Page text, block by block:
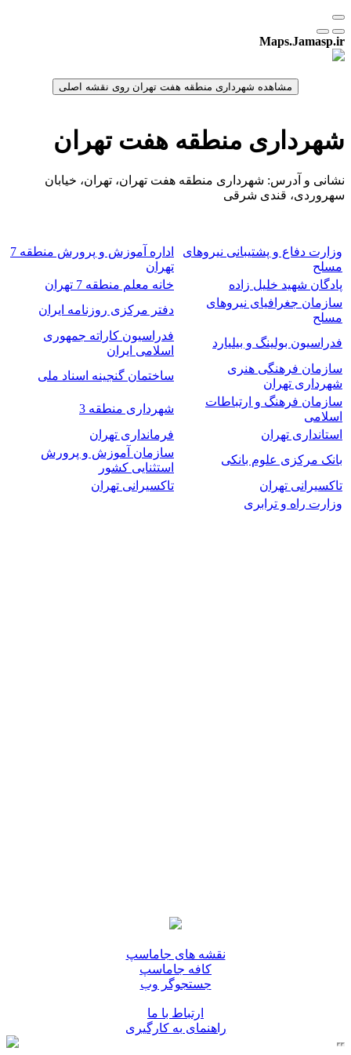
Maps.Jamasp.ir
شهرداری منطقه هفت تهران
نشانی و آدرس: شهرداری منطقه هفت تهران، تهران، خیابان
سهروردی، قندی شرقی
وزارت دفاع و پشتیبانی نیروهای
مسلح
اداره آموزش و پرورش منطقه 7
تهران
پادگان شهید خلیل زاده
خانه معلم منطقه 7 تهران
سازمان جغرافیای نیروهای
مسلح
دفتر مرکزی روزنامه ایران
فدراسیون بولینگ و بیلیارد
فدراسیون کاراته جمهوری
اسلامی ایران
سازمان فرهنگی هنری
شهرداری تهران
ساختمان گنجینه اسناد ملی
سازمان فرهنگ و ارتباطات
اسلامی
شهرداری منطقه 3
استانداری تهران
فرمانداری تهران
بانک مرکزی علوم بانکی
سازمان آموزش و پرورش
استثنایی کشور
تاکسیرانی تهران
تاکسیرانی تهران
وزارت راه و ترابری
نقشه های جاماسپ
کافه جاماسپ
جستجوگر وب
ارتباط با ما
راهنمای به کارگیری